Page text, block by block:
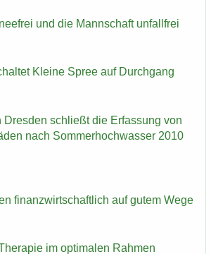
und die Mann­schaft un­fall­frei
Klei­ne Spree auf Durch­gang
Dres­den schließt die Er­fas­sung von
nach Som­mer­hoch­was­ser 2010
fi­nanz­wirt­schaft­lich auf gutem Wege
im op­ti­ma­len Rah­men